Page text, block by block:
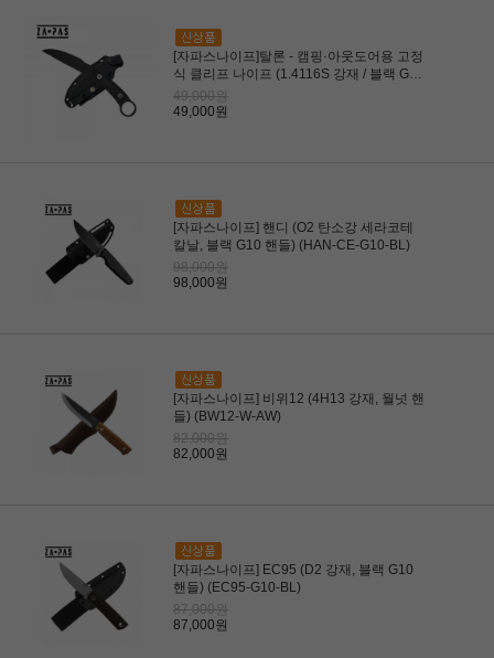
[자파스나이프]탈론 - 캠핑·아웃도어용 고정
식 클리프 나이프 (1.4116S 강재 / 블랙 G10
핸들, 손잡이 링) 캠핑 등산 부시크래프트용
칼 (TLN-BL-G10-BL)
49,000원
49,000원
[자파스나이프] 핸디 (O2 탄소강 세라코테
칼날, 블랙 G10 핸들) (HAN-CE-G10-BL)
98,000원
98,000원
[자파스나이프] 비위12 (4H13 강재, 월넛 핸
들) (BW12-W-AW)
82,000원
82,000원
[자파스나이프] EC95 (D2 강재, 블랙 G10
핸들) (EC95-G10-BL)
87,000원
87,000원